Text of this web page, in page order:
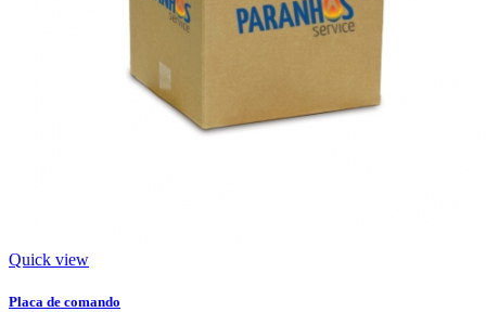
Quick view
Placa de comando